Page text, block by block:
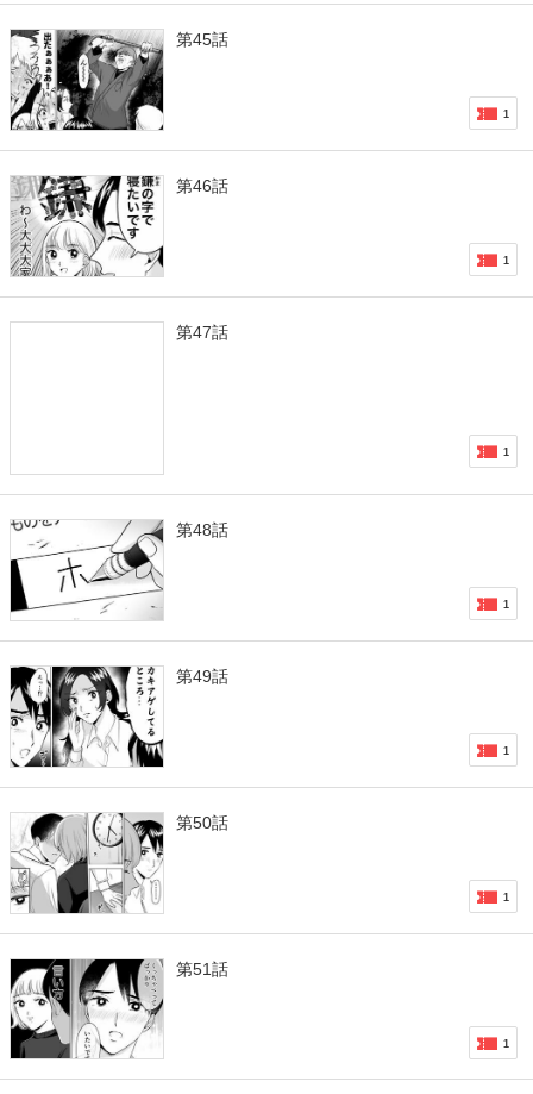
第45話
1
第46話
1
第47話
1
第48話
1
第49話
1
第50話
1
第51話
1